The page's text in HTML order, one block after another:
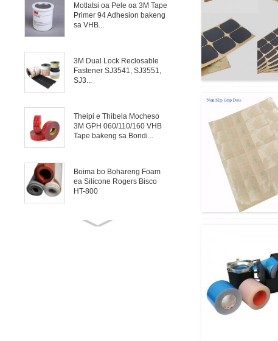
Motlatsi oa Pele oa 3M Tape
Primer 94 Adhesion bakeng
sa VHB...
3M Dual Lock Reclosable
Fastener SJ3541, SJ3551,
SJ3...
Theipi e Thibela Mocheso
3M GPH 060/110/160 VHB
Tape bakeng sa Bondi...
Boima bo Bohareng Foam
ea Silicone Rogers Bisco
HT-800
Rogers Bisco HT-6000 Solid